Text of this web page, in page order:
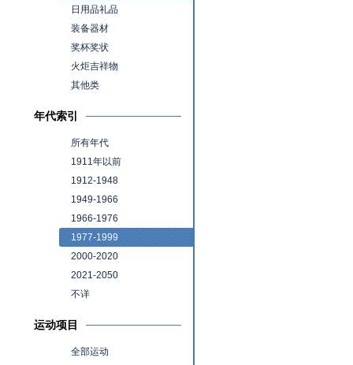
日用品礼品
装备器材
奖杯奖状
火炬吉祥物
其他类
年代索引
所有年代
1911年以前
1912-1948
1949-1966
1966-1976
1977-1999
2000-2020
2021-2050
不详
运动项目
全部运动